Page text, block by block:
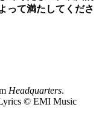
って満たしてくださ
Headquarters.
© EMI Music